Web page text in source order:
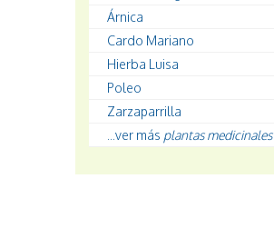
Árnica
Cardo Mariano
Hierba Luisa
Poleo
Zarzaparrilla
...ver más plantas medicinales